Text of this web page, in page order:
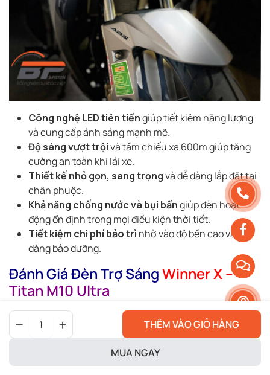
Sáng
THÊM VÀO GIỎ HÀNG
MUA NGAY
Công nghệ LED tiên tiếngiúp tiết kiệm năng lượng
và cung cấp ánh sáng mạnh mẽ.
Độ sáng vượt trộivà tầm chiếu xa 600m giúp tăng
cường an toàn khi lái xe.
Thiết kế nhỏ gọn, sang trọngvà dễ dàng lắp đặt tại
chân phuộc.
Khả năng chống nước và bụi bẩngiúp đèn hoạt
động ổn định trong mọi điều kiện thời tiết.
Tiết kiệm chi phí bảo trì nhờ vào độ bền cao và dễ
dàng bảo dưỡng.
Đánh Giá Đèn Trợ SángWinner X –
Titan M10 Ultra
Đèn Trợ Sáng –Titan M10 UltraLắp Chân
Phuộc là một lựa chọn tuyệt vời cho những ai muốn
nâng cao khả năng chiếu sáng và bảo vệ an toàn khi lái xe
vào ban đêm. Với công nghệ LED tiên tiến, độ sáng mạnh
mẽ và khả năng tiết kiệm năng lượng,Titan M10 Ultra